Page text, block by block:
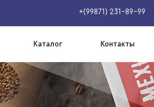
+(99871) 231-89-99
Каталог Контакты